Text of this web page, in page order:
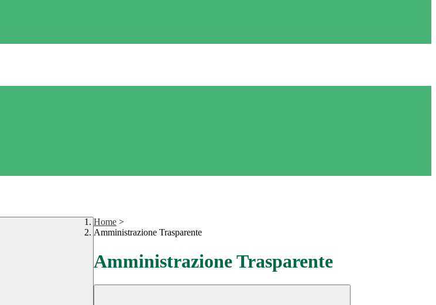
Home >
Amministrazione Trasparente
Amministrazione Trasparente